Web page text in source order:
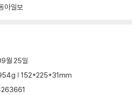
아일보
월 25일
| 152*225*31mm